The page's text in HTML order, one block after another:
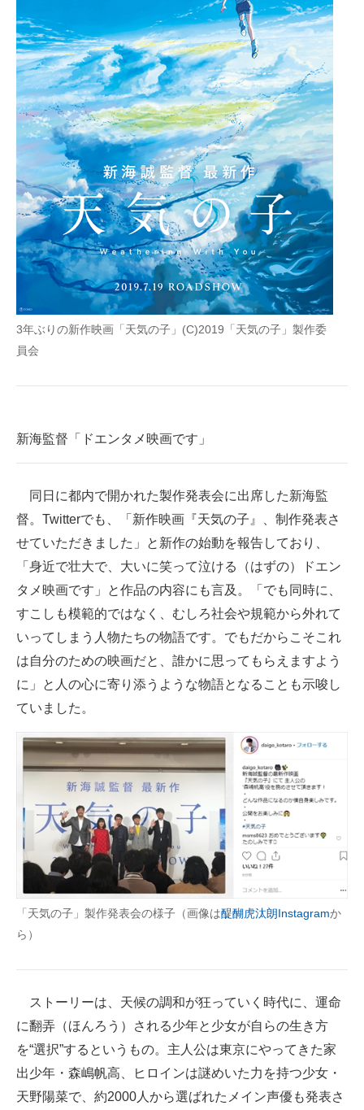
経営リーダーのコミュニティ
マーケ×ITの今がよく分かる
ITエンジニア向け専門サイト
企業向けIT製品の総合サイト
IT製品の技術・比較・事例
製造業のIT導入・活用を支援
モノづくり技術者専門サイト
エレクトロニクス専門サイト
電子設計の基本と応用
3年ぶりの新作映画「天気の子」(C)2019「天気の子」製作委
員会
新海監督「ドエンタメ映画です」
同日に都内で開かれた製作発表会に出席した新海監
督。Twitterでも、「新作映画『天気の子』、制作発表さ
せていただきました」と新作の始動を報告しており、
「身近で壮大で、大いに笑って泣ける（はずの）ドエン
タメ映画です」と作品の内容にも言及。「でも同時に、
すこしも模範的ではなく、むしろ社会や規範から外れて
いってしまう人物たちの物語です。でもだからこそこれ
は自分のための映画だと、誰かに思ってもらえますよう
に」と人の心に寄り添うような物語となることも示唆し
ていました。
「天気の子」製作発表会の様子（画像は醍醐虎汰朗Instagramか
ら）
ストーリーは、天候の調和が狂っていく時代に、運命
に翻弄（ほんろう）される少年と少女が自らの生き方
を“選択”するというもの。主人公は東京にやってきた家
出少年・森嶋帆高、ヒロインは謎めいた力を持つ少女・
天野陽菜で、約2000人から選ばれたメイン声優も発表さ